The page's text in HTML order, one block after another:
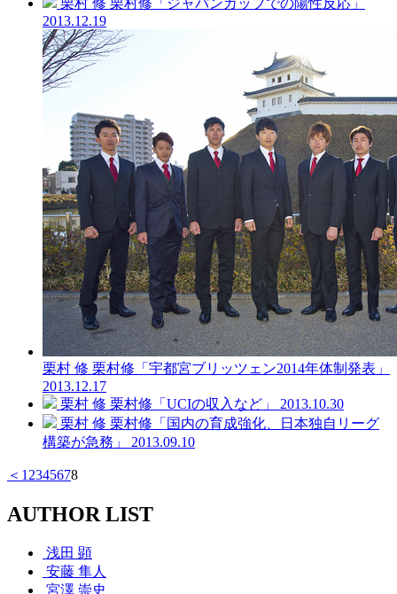
栗村 修 栗村修「ジャパンカップでの陽性反応」
2013.12.19
栗村 修 栗村修「宇都宮ブリッツェン2014年体制発表」
2013.12.17
栗村 修 栗村修「UCIの収入など」
2013.10.30
栗村 修 栗村修「国内の育成強化、日本独自リーグ
構築が急務」
2013.09.10
＜ 1 2345678
AUTHOR LIST
浅田 顕
安藤 隼人
宮澤 崇史